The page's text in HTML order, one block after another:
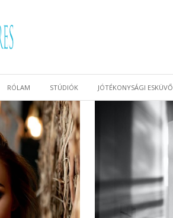
RÓLAM STÚDIÓK JÓTÉKONYSÁGI ESKÜVŐ